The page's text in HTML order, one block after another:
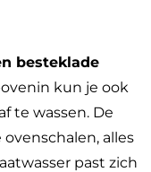
besteklade
kun je ook
te wassen. De
alles
past zich